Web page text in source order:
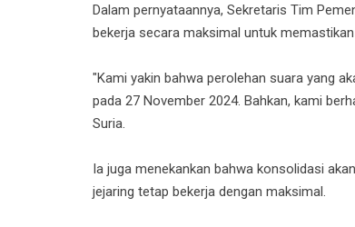
Dalam pernyataannya, Sekretaris Tim
bekerja secara maksimal untuk
"Kami yakin bahwa perolehan suara yang
pada 27 November 2024. Bahkan, kami
Suria.
Ia juga menekankan bahwa konsolidasi
jejaring tetap bekerja dengan maksimal.